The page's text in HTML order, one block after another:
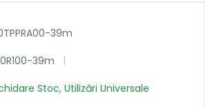
39m
39m
Stoc, Utilizări Universale